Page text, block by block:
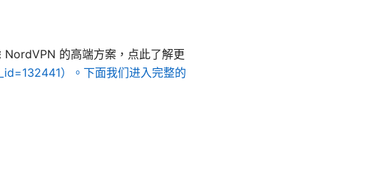
的高端方案，点此了解更
）。下面我们进入完整的